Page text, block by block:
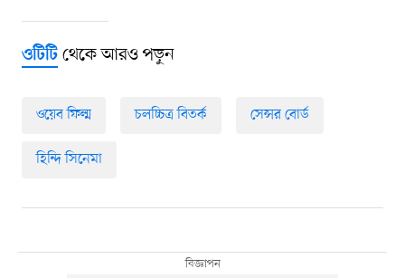
ওটিটিথেকে আরও পড়ুন
ওয়েব ফিল্ম চলচ্চিত্র বিতর্ক সেন্সর বোর্ড
হিন্দি সিনেমা